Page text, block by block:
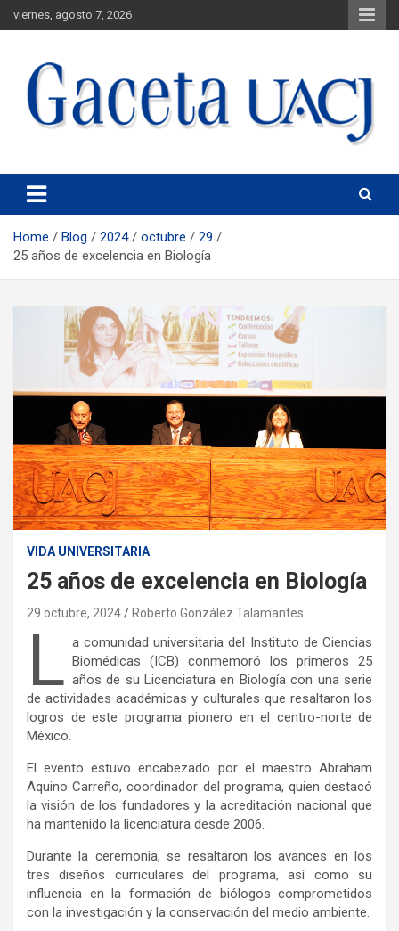
viernes, agosto 7, 2026
Gaceta UACJ
Home Blog 2024 octubre
29
25 años de excelencia en Biología
VIDA UNIVERSITARIA
25 años de excelencia en Biología
29 octubre, 2024 Roberto González Talamantes
L a comunidad universitaria del Instituto de Ciencias
Biomédicas (ICB) conmemoró los primeros 25
años de su Licenciatura en Biología con una serie
de actividades académicas y culturales que resaltaron los
logros de este programa pionero en el centro-norte de
México.
El evento estuvo encabezado por el maestro Abraham
Aquino Carreño, coordinador del programa, quien destacó
la visión de los fundadores y la acreditación nacional que
ha mantenido la licenciatura desde 2006.
Durante la ceremonia, se resaltaron los avances en los
tres diseños curriculares del programa, así como su
influencia en la formación de biólogos comprometidos
con la investigación y la conservación del medio ambiente.